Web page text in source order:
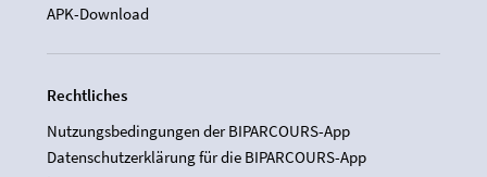
APK-Download
Rechtliches
Nutzungsbedingungen der BIPARCOURS-App
Datenschutzerklärung für die BIPARCOURS-App